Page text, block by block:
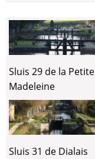
Sluis 29 de la Petite
Madeleine
Sluis 31 de Dialais